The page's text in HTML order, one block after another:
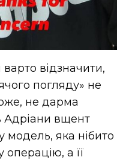
відзначити,
погляду» не
не дарма
Адріани вщент
модель, яка нібито
операцію, а її